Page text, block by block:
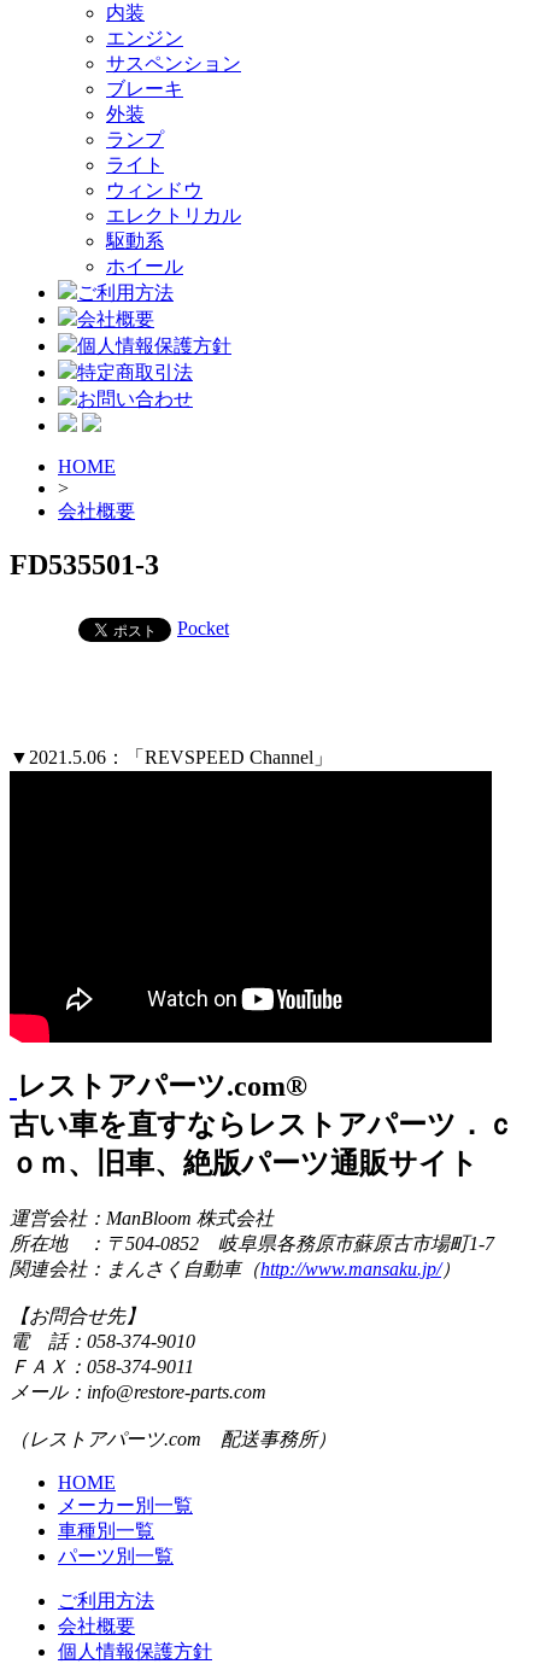
内装
エンジン
サスペンション
ブレーキ
外装
ランプ
ライト
ウィンドウ
エレクトリカル
駆動系
ホイール
ご利用方法
会社概要
個人情報保護方針
特定商取引法
お問い合わせ
HOME
>
会社概要
FD535501-3
Pocket
▼2021.5.06：「REVSPEED Channel」
レストアパーツ.com®
古い車を直すならレストアパーツ．ｃ
ｏｍ、旧車、絶版パーツ通販サイト
運営会社：ManBloom 株式会社
所在地 ：〒504-0852 岐阜県各務原市蘇原古市場町1-7
関連会社：まんさく自動車（http://www.mansaku.jp/）
【お問合せ先】
電 話：058-374-9010
ＦＡＸ：058-374-9011
メール：info@restore-parts.com
（レストアパーツ.com 配送事務所）
HOME
メーカー別一覧
車種別一覧
パーツ別一覧
ご利用方法
会社概要
個人情報保護方針